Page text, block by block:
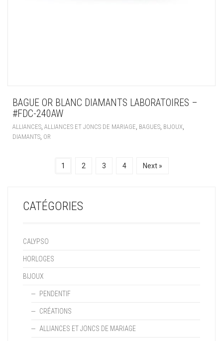
BAGUE OR BLANC DIAMANTS LABORATOIRES –
#FDC-240AW
ALLIANCES ALLIANCES ET JONCS DE MARIAGE BAGUES BIJOUX
DIAMANTS OR
1 2 3 4 Next »
CATÉGORIES
CALYPSO
HORLOGES
BIJOUX
PENDENTIF
CRÉATIONS
ALLIANCES ET JONCS DE MARIAGE